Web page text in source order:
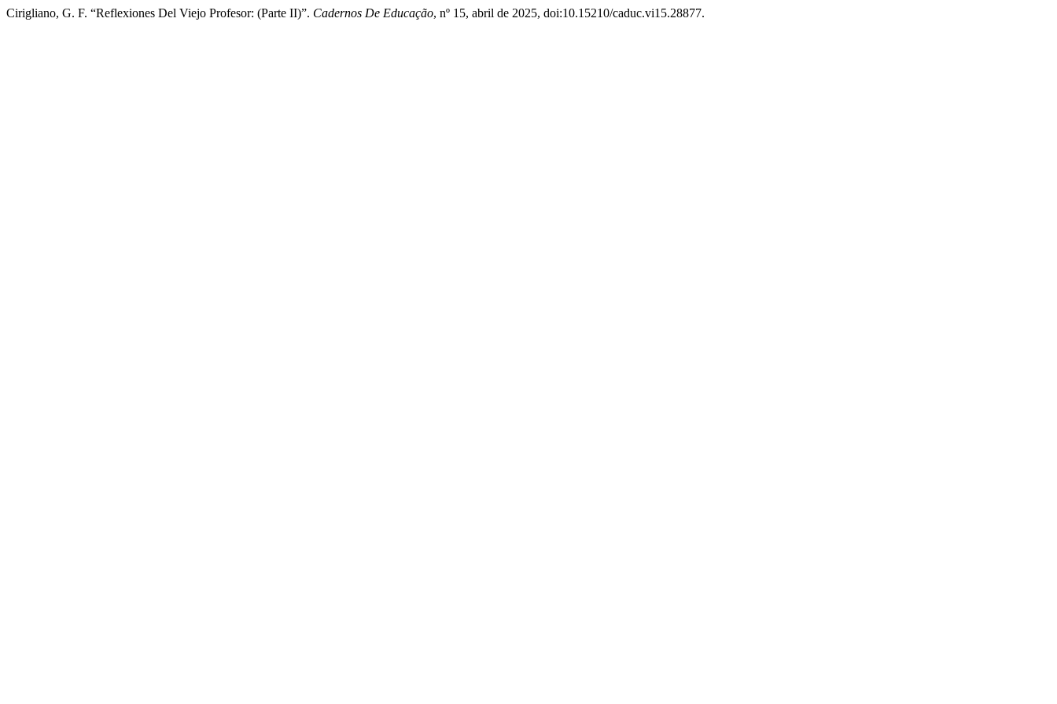
Cirigliano, G. F. “Reflexiones Del Viejo Profesor: (Parte II)”. Cadernos De Educação, nº 15, abril de 2025, doi:10.15210/caduc.vi15.28877.